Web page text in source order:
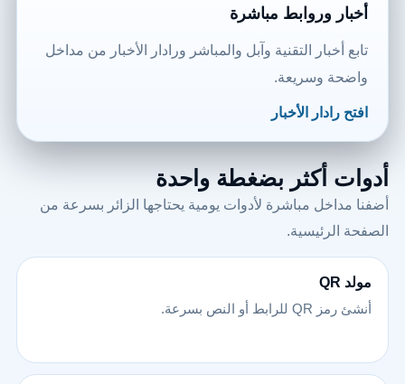
أخبار وروابط مباشرة
تابع أخبار التقنية وآبل والمباشر ورادار الأخبار من مداخل
واضحة وسريعة.
افتح رادار الأخبار
أدوات أكثر بضغطة واحدة
أضفنا مداخل مباشرة لأدوات يومية يحتاجها الزائر بسرعة من
الصفحة الرئيسية.
مولد QR
أنشئ رمز QR للرابط أو النص بسرعة.